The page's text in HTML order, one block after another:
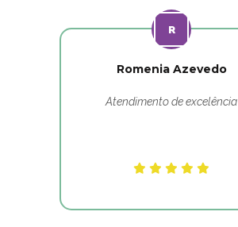
Romenia Azevedo
Atendimento de excelência